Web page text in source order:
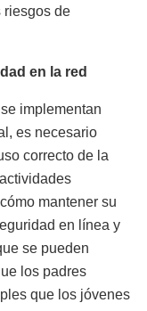
riesgos de
en la red
implementan
es necesario
correcto de la
mantener su
en línea y
se pueden
los padres
que los jóvenes